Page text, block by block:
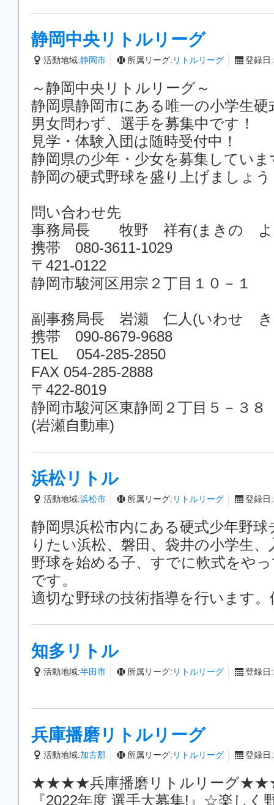
静岡中央リトルリーグ
活動地域:静岡市 所属リーグ: リトルリーグ 登録日
～静岡中央リトルリーグ～
静岡県静岡市にある唯一の小学生
男女問わず、選手を募集中です！
見学・体験入団は随時受付中！
静岡県の少年・少女を募集していま
静岡の硬式野球を盛り上げましょう
問い合わせ先
事務局長 牧野 祥有(まきの よ
携帯 080-3611-1029
〒421-0122
静岡市駿河区用宗２丁目１０－１
副事務局長 岩瀬 仁人(いわせ き
携帯 090-8679-9688
TEL 054-285-2850
FAX 054-285-2888
〒422-8019
静岡市駿河区東静岡２丁目５－３８
(岩瀬自動車)
浜松リトル
活動地域:浜松市 所属リーグ: リトルリーグ 登録日
静岡県浜松市内にある硬式少年野
りたい浜松、磐田、袋井の小学生
野球を始める子、すでに軟式をや
です。
適切な野球の技術指導を行います
知多リトル
活動地域:半田市 所属リーグ: リトルリーグ 登録日
兵庫播磨リトルリーグ
活動地域:加古郡 所属リーグ: リトルリーグ 登録日
★★★★兵庫播磨リトルリーグ
『2022年度 選手大募集!』☆楽し